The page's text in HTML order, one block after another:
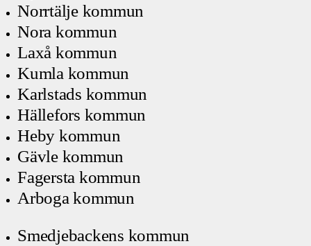
Norrtälje kommun
Nora kommun
Laxå kommun
Kumla kommun
Karlstads kommun
Hällefors kommun
Heby kommun
Gävle kommun
Fagersta kommun
Arboga kommun
Smedjebackens kommun